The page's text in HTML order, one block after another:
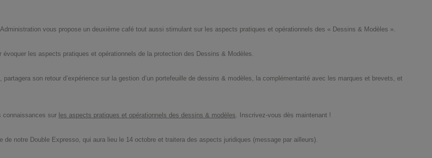
vous propose un deuxième café tout aussi stimulant sur les aspects pratiques et opérationnels des « Dessins & Modèles ».
évoquer les aspects pratiques et opérationnels de la protection des Dessins & Modèles.
son retour d’expérience sur la gestion d’un portefeuille de dessins & modèles, la complémentarité avec les marques et brevets, et
connaissances sur les aspects pratiques et opérationnels des dessins & modèles. Inscrivez-vous dès maintenant !
de notre Double Expresso, qui aura lieu le 14 octobre et traitera des aspects juridiques (message par ailleurs).